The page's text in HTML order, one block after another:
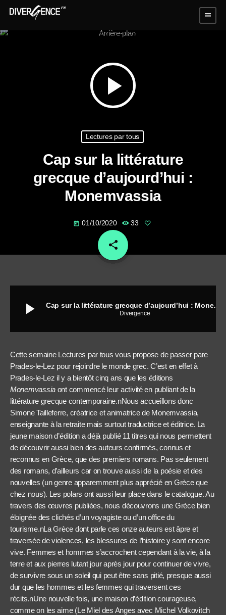
menu
play_arrow
Lectures par tous
Cap sur la littérature
grecque d’aujourd’hui :
Monemvassia
today 01/10/2020 33
share
email
play_arrow Cap sur la littérature grecque d’aujourd’hui : Monemvassia
Divergence
Cette semaine Lectures par tous vous propose de passer pare
Prades-le-Lez pour rejoindre le monde grec. C’est en effet à
Prades-le-Lez il y a bientôt cinq ans que les éditions
Monemvassia ont commencé leur activité en publiant de la
littérature grecque contemporaine.nNous accueillons donc
Simone Tailleferre, créatrice et animatrice de Monemvassia,
enseignante à la retraite mais surtout traductrice et éditrice. La
jeune maison d’édition a déjà publié 11 titres qui nous permettent
de découvrir aussi bien des auteurs confirmés, connus et
reconnus en Grèce, que des premiers romans. Pas seulement
des romans, d’ailleurs car on trouve aussi de la poésie et des
nouvelles (un genre apparemment plus apprécié en Grèce que
chez nous). Les polars ont aussi leur place dans le catalogue. Au
travers des œuvres publiées, nous découvrons une Grèce bien
éloignée des clichés d’un voyagiste ou d’un office du
tourisme.nLa Grèce dont parle ces onze auteurs est âpre et
traversée de violences, les blessures de l’histoire y sont encore
vive. Femmes et hommes s’accrochent cependant à la vie, à la
terre et aux pierres lutant jour après jour pour continuer de vivre,
de survivre sous un soleil qui peut être sans pitié, presque aussi
dur que les hommes et les femmes qui traversent ces
récits.nUne nouvelle fois, une maison d’édition courageuse,
comme on les aime (Le Miel des Anges avec Michel Volkovitch